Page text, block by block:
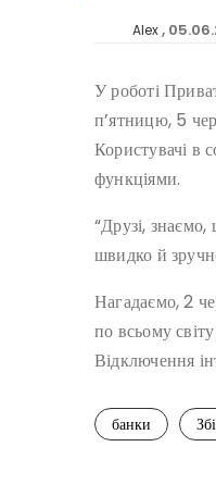
Alex
У роботі
п’ятницю, 5
Користувачі в
функціями.
“Друзі,
швидко й
Нагадаємо, 2
по всьому
Відключення
банки